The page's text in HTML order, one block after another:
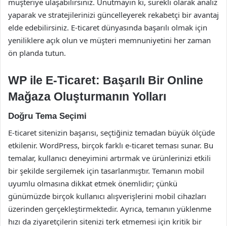
yaparak ve stratejilerinizi güncelleyerek rekabetçi bir avantaj
elde edebilirsiniz. E-ticaret dünyasında başarılı olmak için
yeniliklere açık olun ve müşteri memnuniyetini her zaman
ön planda tutun.
WP ile E-Ticaret: Başarılı Bir Online
Mağaza Oluşturmanın Yolları
Doğru Tema Seçimi
E-ticaret sitenizin başarısı, seçtiğiniz temadan büyük ölçüde
etkilenir. WordPress, birçok farklı e-ticaret teması sunar. Bu
temalar, kullanıcı deneyimini artırmak ve ürünlerinizi etkili
bir şekilde sergilemek için tasarlanmıştır. Temanın mobil
uyumlu olmasına dikkat etmek önemlidir; çünkü
günümüzde birçok kullanıcı alışverişlerini mobil cihazları
üzerinden gerçekleştirmektedir. Ayrıca, temanın yüklenme
hızı da ziyaretçilerin sitenizi terk etmemesi için kritik bir